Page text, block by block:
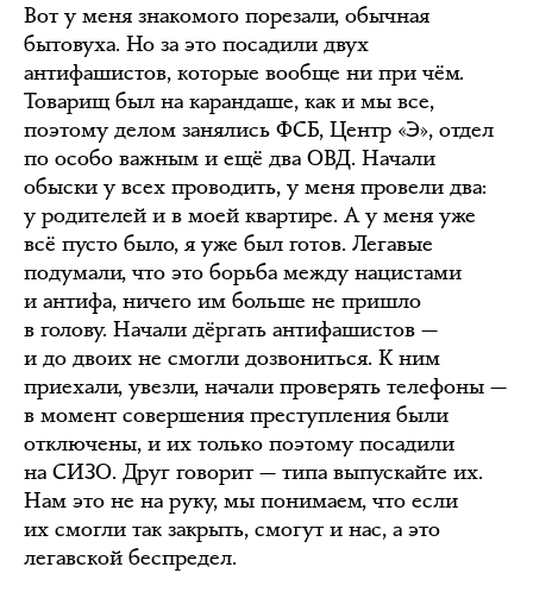
Вот у меня знакомого порезали, обычная
бытовуха. Но за это посадили двух
антифашистов, которые вообще ни при чём.
Товарищ был на карандаше, как и мы все,
поэтому делом занялись ФСБ, Центр «Э», отдел
по особо важным и ещё два ОВД. Начали
обыски у всех проводить, у меня провели два:
у родителей и в моей квартире. А у меня уже
всё пусто было, я уже был готов. Легавые
подумали, что это борьба между нацистами
и антифа, ничего им больше не пришло
в голову. Начали дёргать антифашистов —
и до двоих не смогли дозвониться. К ним
приехали, увезли, начали проверять телефоны —
в момент совершения преступления были
отключены, и их только поэтому посадили
на СИЗО. Друг говорит — типа выпускайте их.
Нам это не на руку, мы понимаем, что если
их смогли так закрыть, смогут и нас, а это
легавской беспредел.